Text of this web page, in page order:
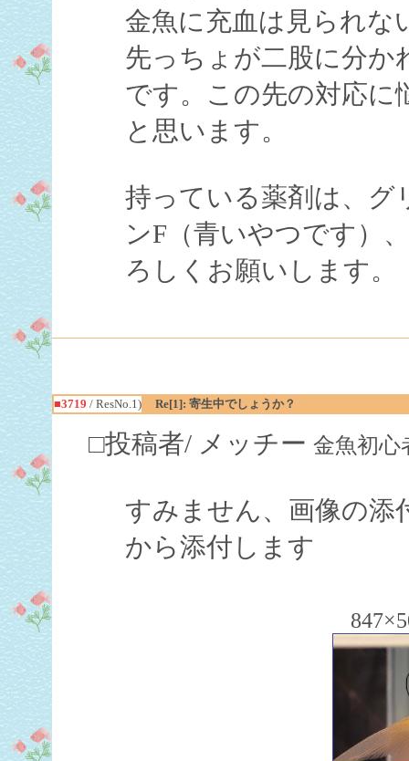
金魚に充血は見られな
先っちょが二股に分か
です。この先の対応
と思います。
持っている薬剤は、グ
ンF（青いやつです）
ろしくお願いします。
■3719 / ResNo.1) Re[1]: 寄生中でしょうか？
□投稿者/ メッチー 金魚初心
すみません、画像の添
から添付します